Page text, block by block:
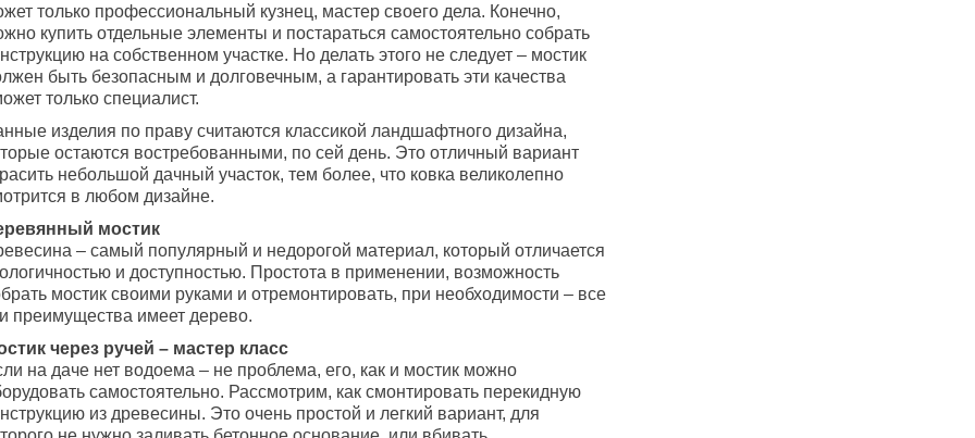
только профессиональный кузнец, мастер своего дела. Конечно,
купить отдельные элементы и постараться самостоятельно собрать
на собственном участке. Но делать этого не следует – мостик
быть безопасным и долговечным, а гарантировать эти качества
только специалист.
изделия по праву считаются классикой ландшафтного дизайна,
остаются востребованными, по сей день. Это отличный вариант
небольшой дачный участок, тем более, что ковка великолепно
в любом дизайне.
мостик
– самый популярный и недорогой материал, который отличается
и доступностью. Простота в применении, возможность
мостик своими руками и отремонтировать, при необходимости – все
преимущества имеет дерево.
через ручей – мастер класс
на даче нет водоема – не проблема, его, как и мостик можно
самостоятельно. Рассмотрим, как смонтировать перекидную
из древесины. Это очень простой и легкий вариант, для